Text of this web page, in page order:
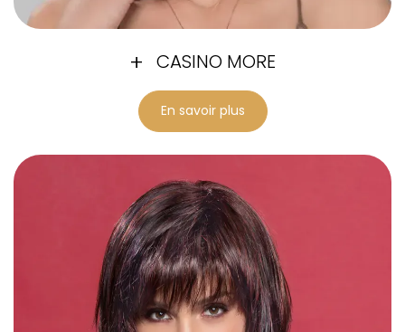
CASINO MORE
En savoir plus